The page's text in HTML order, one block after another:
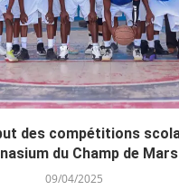
des compétitions
du Champ de Mars
09/04/2025